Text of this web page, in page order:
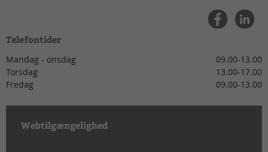
Telefontider
Mandag - onsdag
09.00-13.00
Torsdag
13.00-17.00
Fredag
09.00-13.00
Webtilgængelighed